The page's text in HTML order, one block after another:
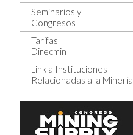
Seminarios y
Congresos
Tarifas
Direcmin
Link a Instituciones
Relacionadas a la Minería